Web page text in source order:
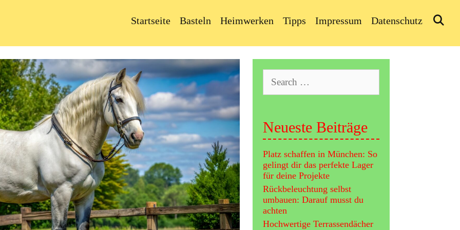
Startseite Basteln Heimwerken Tipps Impressum Datenschutz
for:
Neueste Beiträge
Platz schaffen in München: So
gelingt dir das perfekte Lager
für deine Projekte
Rückbeleuchtung selbst
umbauen: Darauf musst du
achten
Hochwertige Terrassendächer